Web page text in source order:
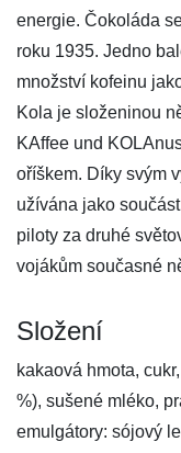
energie. Čokoláda
roku 1935. Jedno
množství kofeinu
Kola je složeninou
KAffee und
oříškem. Díky svým
užívána jako
piloty za druhé
vojákům současné
Složení
kakaová hmota,
%), sušené mléko,
emulgátory: sójový